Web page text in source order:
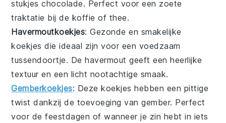
stukjeschocolade. Perfect voor een zoete
traktatie bij de koffie of thee.
Havermoutkoekjes: Gezonde en smakelijke
koekjes die ideaal zijn voor een voedzaam
tussendoortje. De havermout geeft een heerlijke
textuur en een licht nootachtige smaak.
Gemberkoekjes: Dezekoekjes hebben een pittige
twist dankzij de toevoeging vangember. Perfect
voor de feestdagen of wanneer je zin hebt in iets